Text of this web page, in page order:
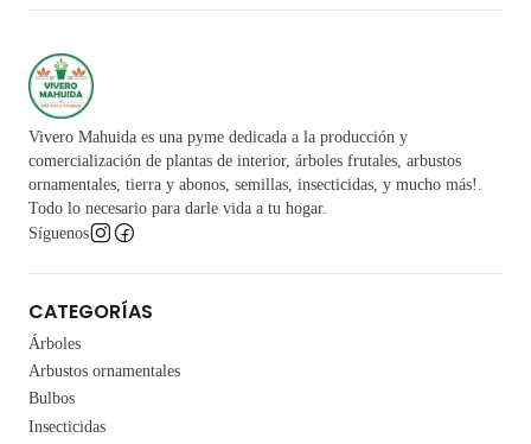
Vivero Mahuida es una pyme dedicada a la producción y
comercialización de plantas de interior, árboles frutales, arbustos
ornamentales, tierra y abonos, semillas, insecticidas, y mucho más!.
Todo lo necesario para darle vida a tu hogar.
Síguenos
CATEGORÍAS
Árboles
Arbustos ornamentales
Bulbos
Insecticidas